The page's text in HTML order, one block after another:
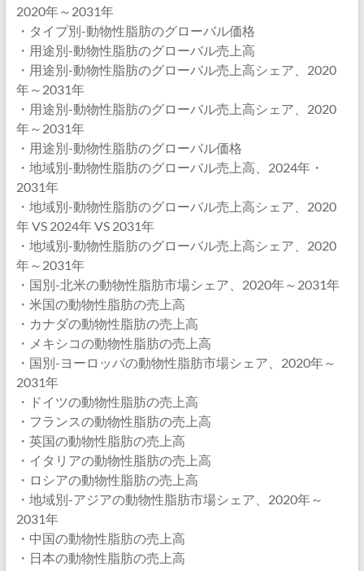
2020年～2031年
・タイプ別-動物性脂肪のグローバル価格
・用途別-動物性脂肪のグローバル売上高
・用途別-動物性脂肪のグローバル売上高シェア、2020
年～2031年
・用途別-動物性脂肪のグローバル売上高シェア、2020
年～2031年
・用途別-動物性脂肪のグローバル価格
・地域別-動物性脂肪のグローバル売上高、2024年・
2031年
・地域別-動物性脂肪のグローバル売上高シェア、2020
年 VS 2024年 VS 2031年
・地域別-動物性脂肪のグローバル売上高シェア、2020
年～2031年
・国別-北米の動物性脂肪市場シェア、2020年～2031年
・米国の動物性脂肪の売上高
・カナダの動物性脂肪の売上高
・メキシコの動物性脂肪の売上高
・国別-ヨーロッパの動物性脂肪市場シェア、2020年～
2031年
・ドイツの動物性脂肪の売上高
・フランスの動物性脂肪の売上高
・英国の動物性脂肪の売上高
・イタリアの動物性脂肪の売上高
・ロシアの動物性脂肪の売上高
・地域別-アジアの動物性脂肪市場シェア、2020年～
2031年
・中国の動物性脂肪の売上高
・日本の動物性脂肪の売上高